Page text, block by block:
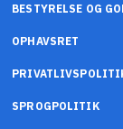
BESTYRELSE OG
OPHAVSRET
SPROGPOLITIK